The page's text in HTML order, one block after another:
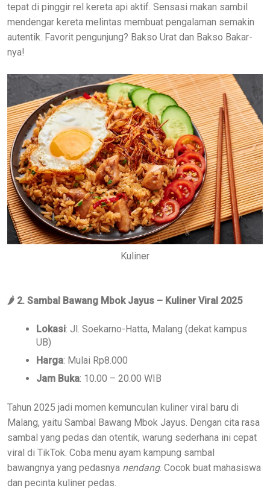
tepat di pinggir rel kereta api aktif. Sensasi makan sambil
mendengar kereta melintas membuat pengalaman semakin
autentik. Favorit pengunjung? Bakso Urat dan Bakso Bakar-
nya!
Kuliner
🌶 2. Sambal Bawang Mbok Jayus – Kuliner Viral 2025
Lokasi: Jl. Soekarno-Hatta, Malang (dekat kampus
UB)
Harga: Mulai Rp8.000
Jam Buka: 10.00 – 20.00 WIB
Tahun 2025 jadi momen kemunculan kuliner viral baru di
Malang, yaitu Sambal Bawang Mbok Jayus. Dengan cita rasa
sambal yang pedas dan otentik, warung sederhana ini cepat
viral di TikTok. Coba menu ayam kampung sambal
bawangnya yang pedasnya nendang. Cocok buat mahasiswa
dan pecinta kuliner pedas.